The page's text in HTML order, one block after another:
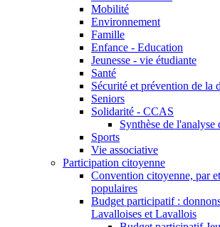
Mobilité
Environnement
Famille
Enfance - Education
Jeunesse - vie étudiante
Santé
Sécurité et prévention de la
Seniors
Solidarité - CCAS
Synthèse de l'analyse
Sports
Vie associative
Participation citoyenne
Convention citoyenne, par
populaires
Budget participatif :
Lavalloises et Lavallois